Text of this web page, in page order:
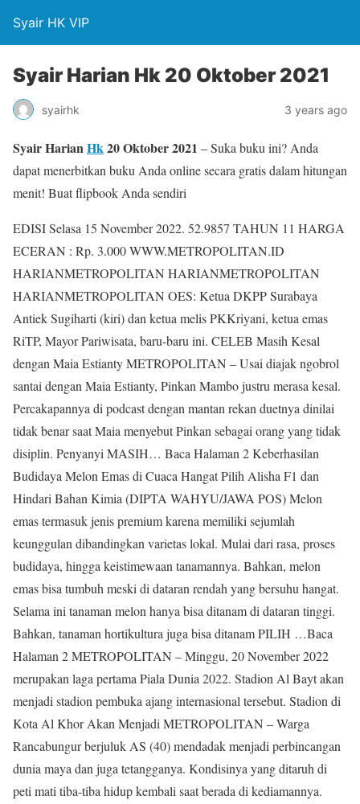
Syair HK VIP
Syair Harian Hk 20 Oktober 2021
syairhk 3 years ago
Syair HarianHk20 Oktober 2021 – Suka buku ini? Anda
dapat menerbitkan buku Anda online secara gratis dalam hitungan
menit! Buat flipbook Anda sendiri
EDISI Selasa 15 November 2022. 52.9857 TAHUN 11 HARGA
ECERAN : Rp. 3.000 WWW.METROPOLITAN.ID
HARIANMETROPOLITAN HARIANMETROPOLITAN
HARIANMETROPOLITAN OES: Ketua DKPP Surabaya
Antiek Sugiharti (kiri) dan ketua melis PKKriyani, ketua emas
RiTP, Mayor Pariwisata, baru-baru ini. CELEB Masih Kesal
dengan Maia Estianty METROPOLITAN – Usai diajak ngobrol
santai dengan Maia Estianty, Pinkan Mambo justru merasa kesal.
Percakapannya di podcast dengan mantan rekan duetnya dinilai
tidak benar saat Maia menyebut Pinkan sebagai orang yang tidak
disiplin. Penyanyi MASIH… Baca Halaman 2 Keberhasilan
Budidaya Melon Emas di Cuaca Hangat Pilih Alisha F1 dan
Hindari Bahan Kimia (DIPTA WAHYU/JAWA POS) Melon
emas termasuk jenis premium karena memiliki sejumlah
keunggulan dibandingkan varietas lokal. Mulai dari rasa, proses
budidaya, hingga keistimewaan tanamannya. Bahkan, melon
emas bisa tumbuh meski di dataran rendah yang bersuhu hangat.
Selama ini tanaman melon hanya bisa ditanam di dataran tinggi.
Bahkan, tanaman hortikultura juga bisa ditanam PILIH …Baca
Halaman 2 METROPOLITAN – Minggu, 20 November 2022
merupakan laga pertama Piala Dunia 2022. Stadion Al Bayt akan
menjadi stadion pembuka ajang internasional tersebut. Stadion di
Kota Al Khor Akan Menjadi METROPOLITAN – Warga
Rancabungur berjuluk AS (40) mendadak menjadi perbincangan
dunia maya dan juga tetangganya. Kondisinya yang ditaruh di
peti mati tiba-tiba hidup kembali saat berada di kediamannya.